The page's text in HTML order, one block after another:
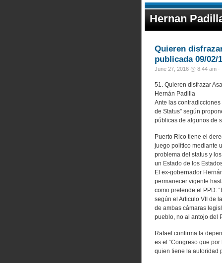
Hernan
Quieren
publicada 09/02/
June 27, 2016 @ 8:44 am ·
51. Quieren disfrazar
Hernán Padilla
Ante las
de Status” según
públicas de algunos de
Puerto Rico tiene el
juego político mediante
problema del status y
un Estado de los
El ex-gobernador
permanecer vigente
como pretende el PPD:
según el Articulo VII de
de ambas cámaras
pueblo, no al antojo del
Rafael confirma la
es el “Congreso que
quien tiene la autoridad